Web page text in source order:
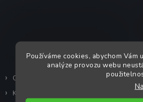
Používáme cookies, abychom
analýze provozu webu
Informace pro vás
Obchodní podmínky a GDPR
Kontakty